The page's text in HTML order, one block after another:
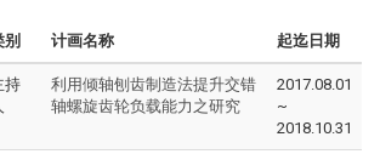
别 计画名称 起迄日期
持
利用倾轴刨齿制造法提升交错
轴螺旋齿轮负载能力之研究
2017.08.01
~
2018.10.31